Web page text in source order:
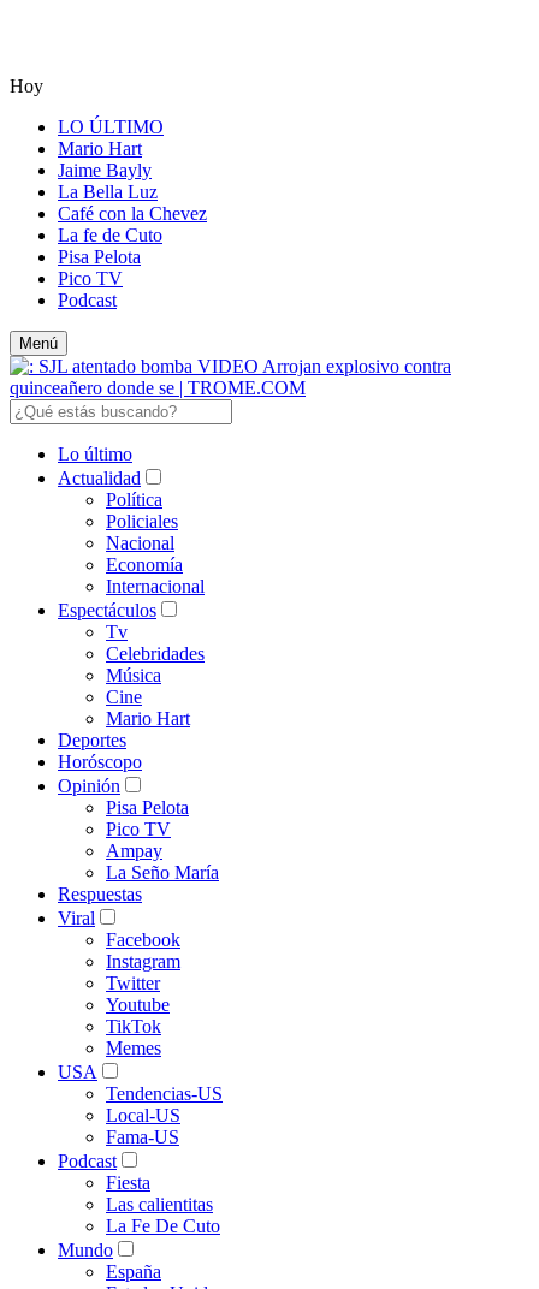
Hoy
LO ÚLTIMO
Mario Hart
Jaime Bayly
La Bella Luz
Café con la Chevez
La fe de Cuto
Pisa Pelota
Pico TV
Podcast
Menú
Lo último
Actualidad
Política
Policiales
Nacional
Economía
Internacional
Espectáculos
Tv
Celebridades
Música
Cine
Mario Hart
Deportes
Horóscopo
Opinión
Pisa Pelota
Pico TV
Ampay
La Seño María
Respuestas
Viral
Facebook
Instagram
Twitter
Youtube
TikTok
Memes
USA
Tendencias-US
Local-US
Fama-US
Podcast
Fiesta
Las calientitas
La Fe De Cuto
Mundo
España